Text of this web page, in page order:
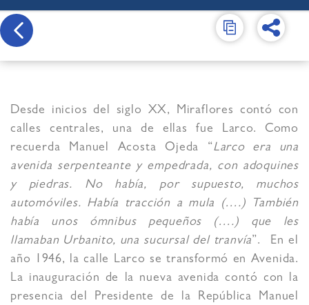
Desde inicios del siglo XX, Miraflores contó con
calles centrales, una de ellas fue Larco. Como
recuerda Manuel Acosta Ojeda “Larco era una
avenida serpenteante y empedrada, con adoquines
y piedras. No había, por supuesto, muchos
automóviles. Había tracción a mula (….) También
había unos ómnibus pequeños (….) que les
llamaban Urbanito, una sucursal del tranvía”. En el
año 1946, la calle Larco se transformó en Avenida.
La inauguración de la nueva avenida contó con la
presencia del Presidente de la República Manuel